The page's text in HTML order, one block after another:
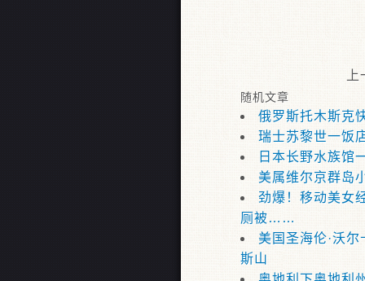
随机文章
俄罗斯托木斯克
瑞士苏黎世一饭
日本长野水族馆
美属维尔京群岛
劲爆！移动美女
厕被……
美国圣海伦·沃尔
斯山